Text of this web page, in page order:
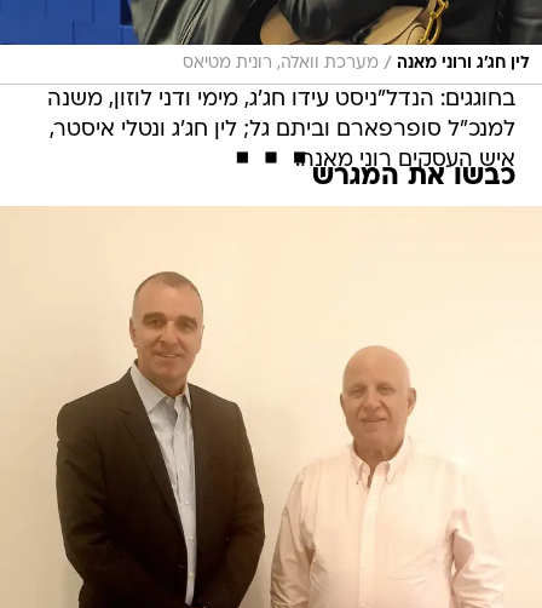
לין חג'ג ורוני מאנה / מערכת וואלה, רונית מטיאס
בחוגגים: הנדל"ניסט עידו חג'ג, מימי ודני לוזון, משנה
למנכ"ל סופרפארם וביתם גל; לין חג'ג ונטלי איסטר,
איש העסקים רוני מאנה.
כבשו את המגרש